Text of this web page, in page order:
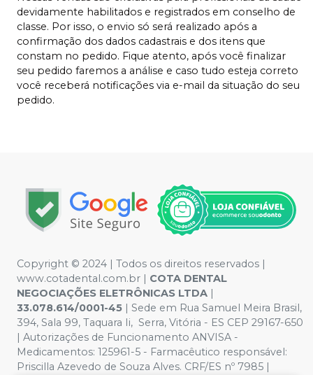
devidamente habilitados e registrados em conselho de
classe. Por isso, o envio só será realizado após a
confirmação dos dados cadastrais e dos itens que
constam no pedido. Fique atento, após você finalizar
seu pedido faremos a análise e caso tudo esteja correto
você receberá notificações via e-mail da situação do seu
pedido.
Copyright © 2024 | Todos os direitos reservados |
www.cotadental.com.br | COTA DENTAL
NEGOCIAÇÕES ELETRÔNICAS LTDA |
33.078.614/0001-45 | Sede em Rua Samuel Meira Brasil,
394, Sala 99, Taquara Ii, Serra, Vitória - ES CEP 29167-650
| Autorizações de Funcionamento ANVISA -
Medicamentos: 125961-5 - Farmacêutico responsável:
Priscilla Azevedo de Souza Alves. CRF/ES nº 7985 |